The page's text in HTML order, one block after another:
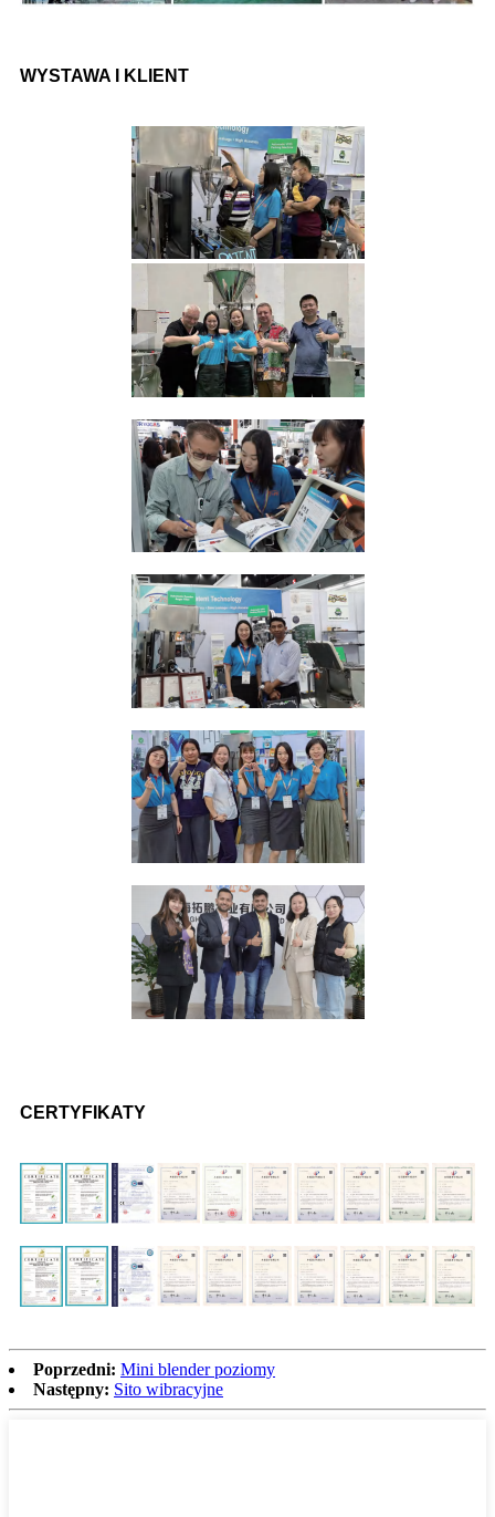
WYSTAWA I KLIENT
CERTYFIKATY
Poprzedni: Mini blender poziomy
Następny: Sito wibracyjne